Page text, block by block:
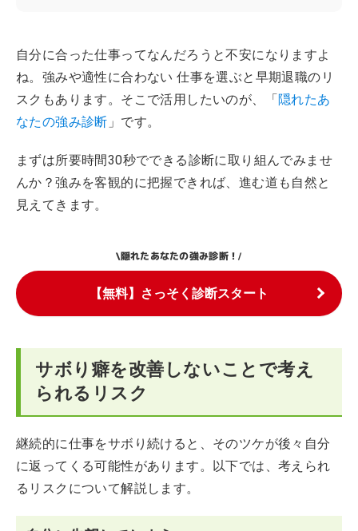
自分に合った仕事ってなんだろうと不安になりますよ
ね。強みや適性に合わない 仕事を選ぶと早期退職のリ
スクもあります。そこで活用したいのが、「隠れたあ
なたの強み診断 」です。
まずは所要時間30秒でできる診断に取り組んでみませ
んか？強みを客観的に把握できれば、進む道も自然と
見えてきます。
\隠れたあなたの強み診断！/
【無料】さっそく診断スタート
サボり癖を改善しないことで考え
られるリスク
継続的に仕事をサボり続けると、そのツケが後々自分
に返ってくる可能性があります。以下では、考えられ
るリスクについて解説します。